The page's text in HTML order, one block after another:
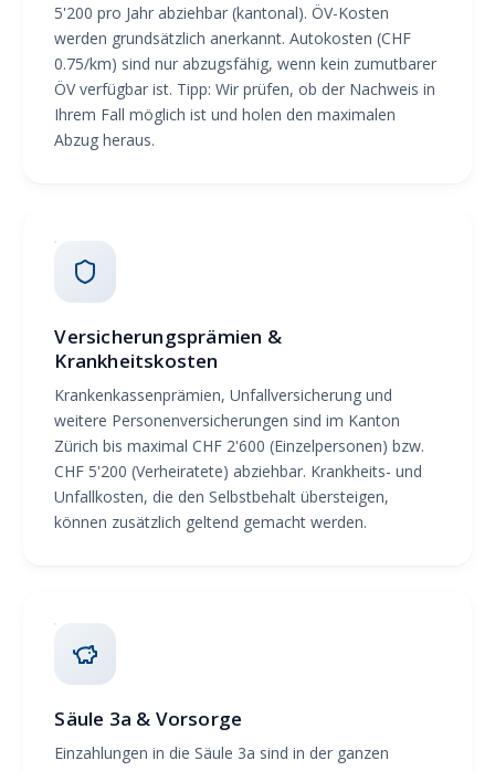
5'200 pro Jahr abziehbar (kantonal). ÖV-Kosten
werden grundsätzlich anerkannt. Autokosten (CHF
0.75/km) sind nur abzugsfähig, wenn kein zumutbarer
ÖV verfügbar ist. Tipp: Wir prüfen, ob der Nachweis in
Ihrem Fall möglich ist und holen den maximalen
Abzug heraus.
Versicherungsprämien &
Krankheitskosten
Krankenkassenprämien, Unfallversicherung und
weitere Personenversicherungen sind im Kanton
Zürich bis maximal CHF 2'600 (Einzelpersonen) bzw.
CHF 5'200 (Verheiratete) abziehbar. Krankheits- und
Unfallkosten, die den Selbstbehalt übersteigen,
können zusätzlich geltend gemacht werden.
Säule 3a & Vorsorge
Einzahlungen in die Säule 3a sind in der ganzen